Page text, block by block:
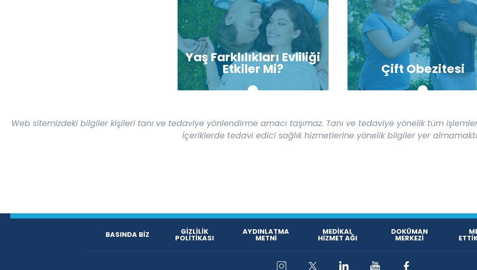
Yaş Farklılıkları Evliliği
Etkiler Mi? Çift Obezitesi
Web sitemizdeki bilgiler kişileri tanı ve tedaviye yönlendirme amacı taşımaz. Tanı ve tedaviye yönelik tüm
İçeriklerde tedavi edici sağlık hizmetlerine yönelik bilgiler yer
BASINDA BİZ GİZLİLİK
POLİTİKASI
AYDINLATMA
METNİ
MEDİKAL
HİZMET AĞI
DOKÜMAN
MERKEZİ